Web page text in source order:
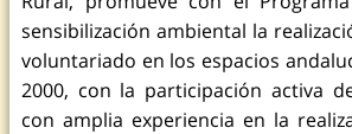
sensibilización ambiental la
voluntariado en los espacios
2000, con la participación activa
con amplia experiencia en la